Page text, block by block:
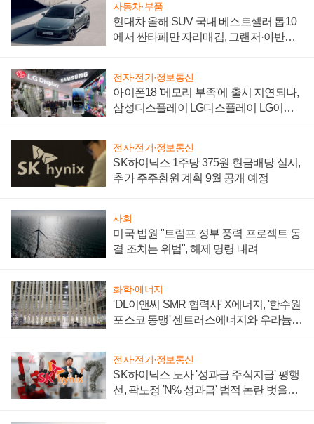
자동차·부품
현대차 올해 SUV 국내 베스트셀러 톱10
에서 싼타페만 자리매김, 그랜저·아반떼
전자·전기·정보통신
아이폰18 '메모리 부족'에 출시 지연되나,
삼성디스플레이 LG디스플레이 LG이노
전자·전기·정보통신
SK하이닉스 1주당 375원 현금배당 실시,
추가 주주환원 계획 9월 공개 예정
사회
미국 법원 "트럼프 정부 풍력 프로젝트 동
결 조치는 위법", 해제 명령 내려
화학·에너지
'DL이앤씨 SMR 협력사' X에너지, '한수원
포스코 동맹' 센트러스에너지와 우라늄
전자·전기·정보통신
SK하이닉스 노사 '성과급 주식지급' 평행
선, 곽노정 'N% 성과급' 법적 논란 벗을지